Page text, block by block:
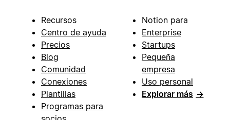
Recursos
Centro de ayuda
Precios
Blog
Comunidad
Conexiones
Plantillas
Programas para
Notion para
Enterprise
Startups
Pequeña
empresa
Uso personal
Explorar más →